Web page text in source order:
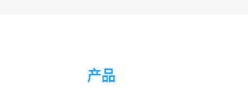
产品